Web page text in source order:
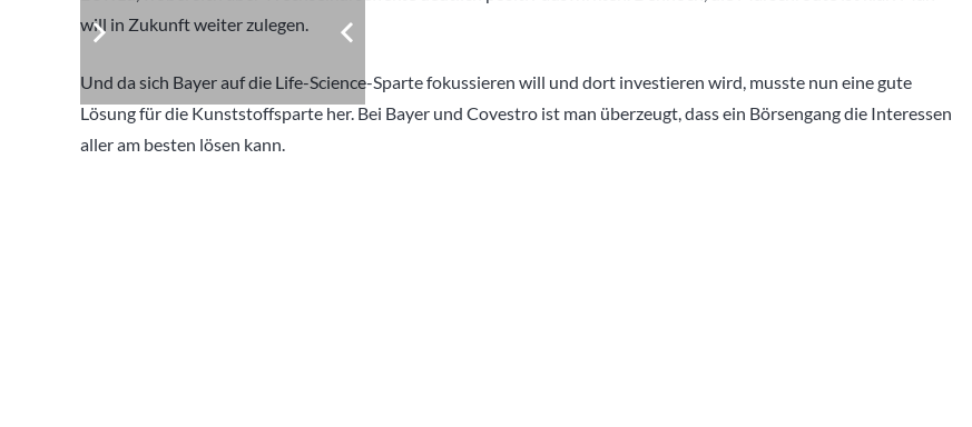
will in Zukunft weiter zulegen.
Und da sich Bayer auf die Life-Science-Sparte fokussieren will und dort investieren wird, musste nun eine gute
Lösung für die Kunststoffsparte her. Bei Bayer und Covestro ist man überzeugt, dass ein Börsengang die Interessen
aller am besten lösen kann.